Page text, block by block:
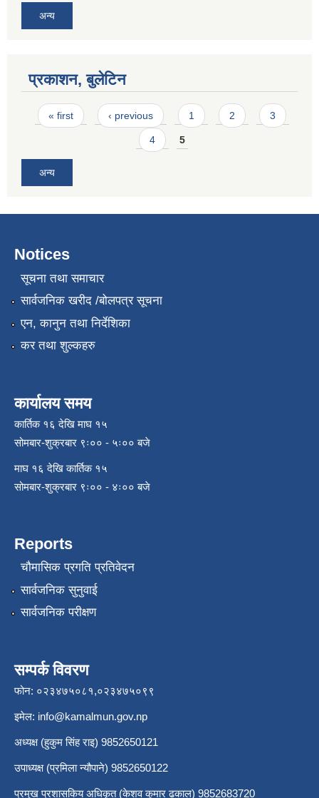
अन्य
प्रकाशन, बुलेटिन
Pages
« first ‹ previous 1 2 3
4 5
अन्य
Notices
सूचना तथा समाचार
सार्वजनिक खरीद /बोलपत्र सूचना
एन, कानुन तथा निर्देशिका
कर तथा शुल्कहरु
कार्यालय समय
कार्तिक १६ देखि माघ १५
सोमबार-शुक्रबार ९ः०० - ५ः०० बजे
माघ १६ देखि कार्तिक १५
सोमबार-शुक्रबार ९ः०० - ४ः०० बजे
Reports
चौमासिक प्रगति प्रतिवेदन
सार्वजनिक सुनुवाई
सार्वजनिक परीक्षण
सम्पर्क विवरण
फोन: ०२३४७५०८१,०२३४७५०९९
इमेल: info@kamalmun.gov.np
अध्यक्ष (हुकुम सिंह राइ) 9852650121
उपाध्यक्ष (प्रमिला न्यौपाने) 9852650122
प्रमुख प्रशासकिय अधिकृत (केशव कुमार ढकाल) 9852683720